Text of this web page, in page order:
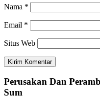
Nama *
Email *
Situs Web
Perusakan Dan
Sum